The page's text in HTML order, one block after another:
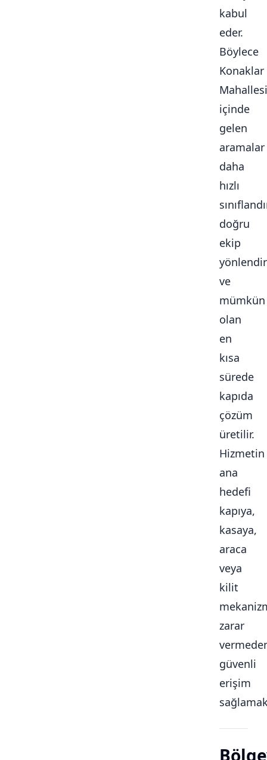
kabul
eder.
Böylece
Konaklar
Mahallesi
içinde
gelen
aramalar
daha
hızlı
doğru
ekip
ve
mümkün
olan
en
kısa
sürede
kapıda
çözüm
üretilir.
Hizmetin
ana
hedefi
kapıya,
kasaya,
araca
veya
kilit
zarar
güvenli
erişim